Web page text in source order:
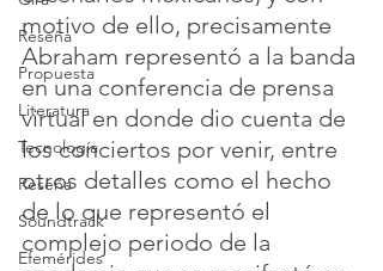
Reseña
Propuesta
Literatura
Tecnología
Reseña
Soundtrack
Efemérides
motivo de ello, precisamente
Abraham representó a la banda
en una conferencia de prensa
virtual en donde dio cuenta de
los conciertos por venir, entre
otros detalles como el hecho
de lo que representó el
complejo periodo de la